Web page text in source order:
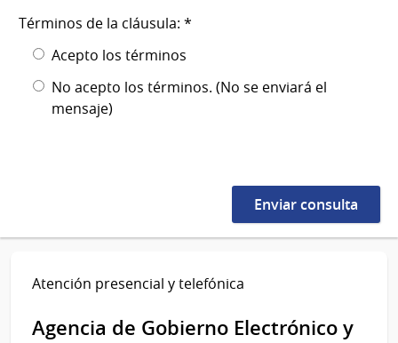
Términos de la cláusula: *
Acepto los términos
No acepto los términos. (No se enviará el
mensaje)
Atención presencial y telefónica
Agencia de Gobierno Electrónico y